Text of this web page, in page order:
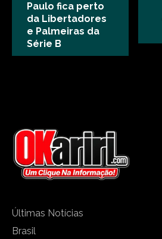
Paulo fica perto
da Libertadores
e Palmeiras da
Série B
Últimas Notícias
Brasil